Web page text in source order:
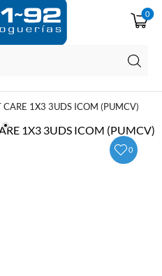
0
CARE 1X3 3UDS ICOM (PUMCV)
0